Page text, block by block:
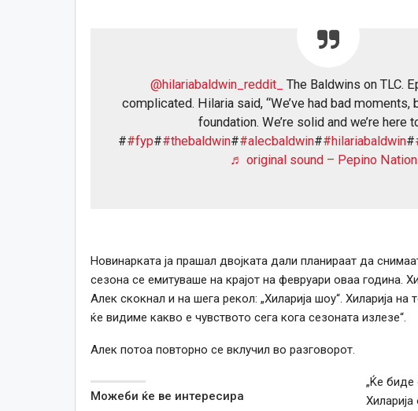
@hilariabaldwin_reddit_
The Baldwins on TLC.
complicated. Hilaria said, “We’ve had bad moments,
foundation. We’re solid and we’re here
##fyp##thebaldwin##alecbaldwin##hilariabaldwin#
♬ original sound – Pepino Nation
Новинарката ја прашал двојката дали планираат да
сезона се емитуваше на крајот на февруари оваа година.
Алек скокнал и на шега рекол: „Хиларија шоу“. Хиларија
ќе видиме какво е чувството сега кога сезоната излезе“.
Алек потоа повторно се вклучил во разговорот.
Можеби ќе ве интересира
„Ќе биде